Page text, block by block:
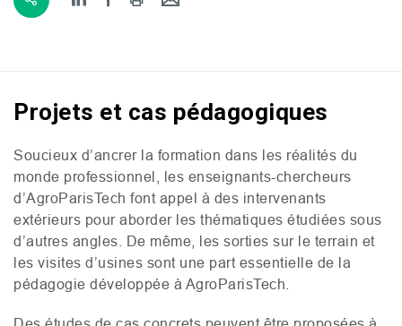
Projets et cas pédagogiques
Soucieux d’ancrer la formation dans les réalités du
monde professionnel, les enseignants-chercheurs
d’AgroParisTech font appel à des intervenants
extérieurs pour aborder les thématiques étudiées sous
d’autres angles. De même, les sorties sur le terrain et
les visites d’usines sont une part essentielle de la
pédagogie développée à AgroParisTech.